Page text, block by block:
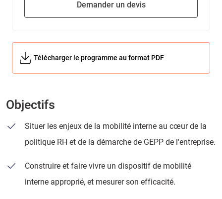
Demander un devis
Télécharger le programme au format PDF
Objectifs
Situer les enjeux de la mobilité interne au cœur de la
politique RH et de la démarche de GEPP de l'entreprise.
Construire et faire vivre un dispositif de mobilité
interne approprié, et mesurer son efficacité.